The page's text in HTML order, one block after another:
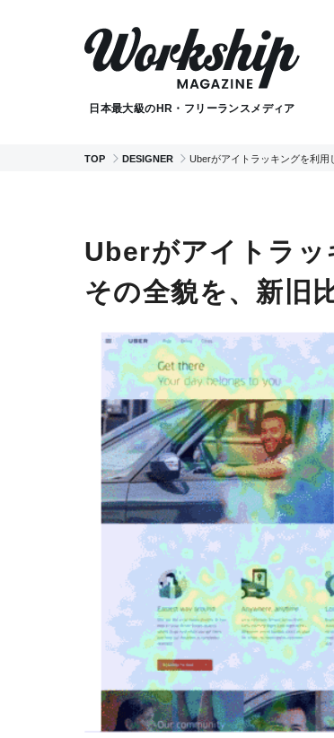
日本最大級のHR・フリーランスメディア
TOP DESIGNER Uberがアイトラッキングを利用
Uberがアイトラッ
その全貌を、新旧